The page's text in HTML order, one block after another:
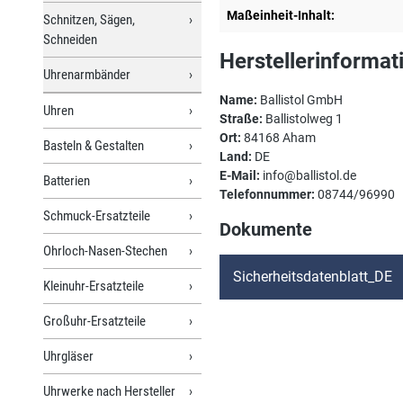
Schnitzen, Sägen,
Schneiden
Uhrenarmbänder
Uhren
Basteln & Gestalten
Batterien
Schmuck-Ersatzteile
Ohrloch-Nasen-Stechen
Kleinuhr-Ersatzteile
Großuhr-Ersatzteile
Uhrgläser
Uhrwerke nach Hersteller
Maßeinheit-Inhalt:
Name: Ballistol GmbH
Straße: Ballistolweg 1
Ort: 84168 Aham
Land: DE
E-Mail: info@ballistol.de
Telefonnummer: 08744/96990
Dokumente
Sicherheitsdatenblatt_DE